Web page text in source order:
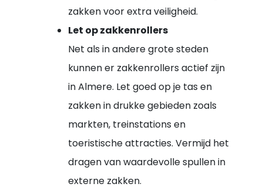
zakken voor extra veiligheid.
Let op zakkenrollers
Net als in andere grote steden
kunnen er zakkenrollers actief zijn
in Almere. Let goed op je tas en
zakken in drukke gebieden zoals
markten, treinstations en
toeristische attracties. Vermijd het
dragen van waardevolle spullen in
externe zakken.